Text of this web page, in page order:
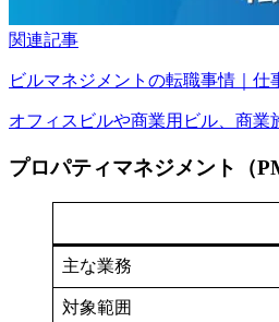
関連記事
ビルマネジメントの転職事情｜仕
オフィスビルや商業用ビル、商
プロパティマネジメント（
主な業務
対象範囲